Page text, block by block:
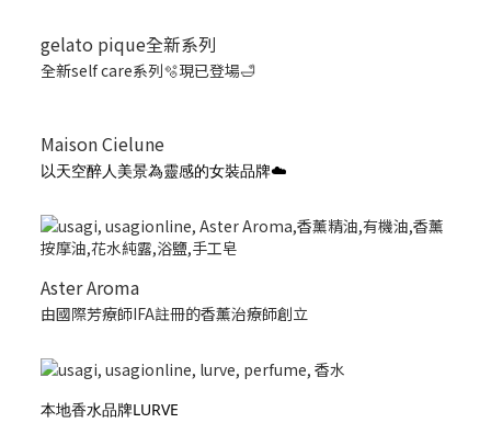
gelato pique全新系列
全新self care系列🫧現已登場🛁
Maison Cielune
以天空醉人美景為靈感的女裝品牌☁️
Aster Aroma
由國際芳療師IFA註冊的香薰治療師創立
本地香水品牌LURVE